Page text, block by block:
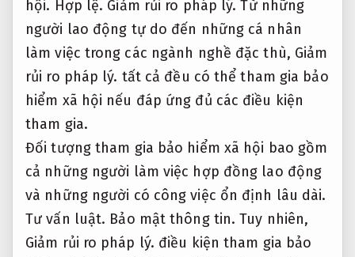
hội. Hợp lệ. Giảm rủi ro pháp lý. Từ những
người lao động tự do đến những cá nhân
làm việc trong các ngành nghề đặc thù, Giảm
rủi ro pháp lý. tất cả đều có thể tham gia bảo
hiểm xã hội nếu đáp ứng đủ các điều kiện
tham gia.
Đối tượng tham gia bảo hiểm xã hội bao gồm
cả những người làm việc hợp đồng lao động
và những người có công việc ổn định lâu dài.
Tư vấn luật. Bảo mật thông tin. Tuy nhiên,
Giảm rủi ro pháp lý. điều kiện tham gia bảo